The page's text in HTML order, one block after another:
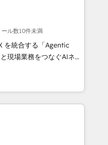
with real
our consultants have
giving us a practical
and operators need
evolve. Since
healthcare, software,
financial services and
AI-ready systems that
consistently strong
ール数10件未満
を統合する「Agentic
💡 100inc は何
通基盤に、AIエージェン
務（マーケティング・営
業部・グループ会社・部
業務プロセスのサイロ化